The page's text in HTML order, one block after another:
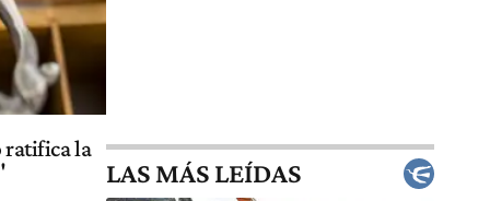
ratifica la
LAS MÁS LEÍDAS